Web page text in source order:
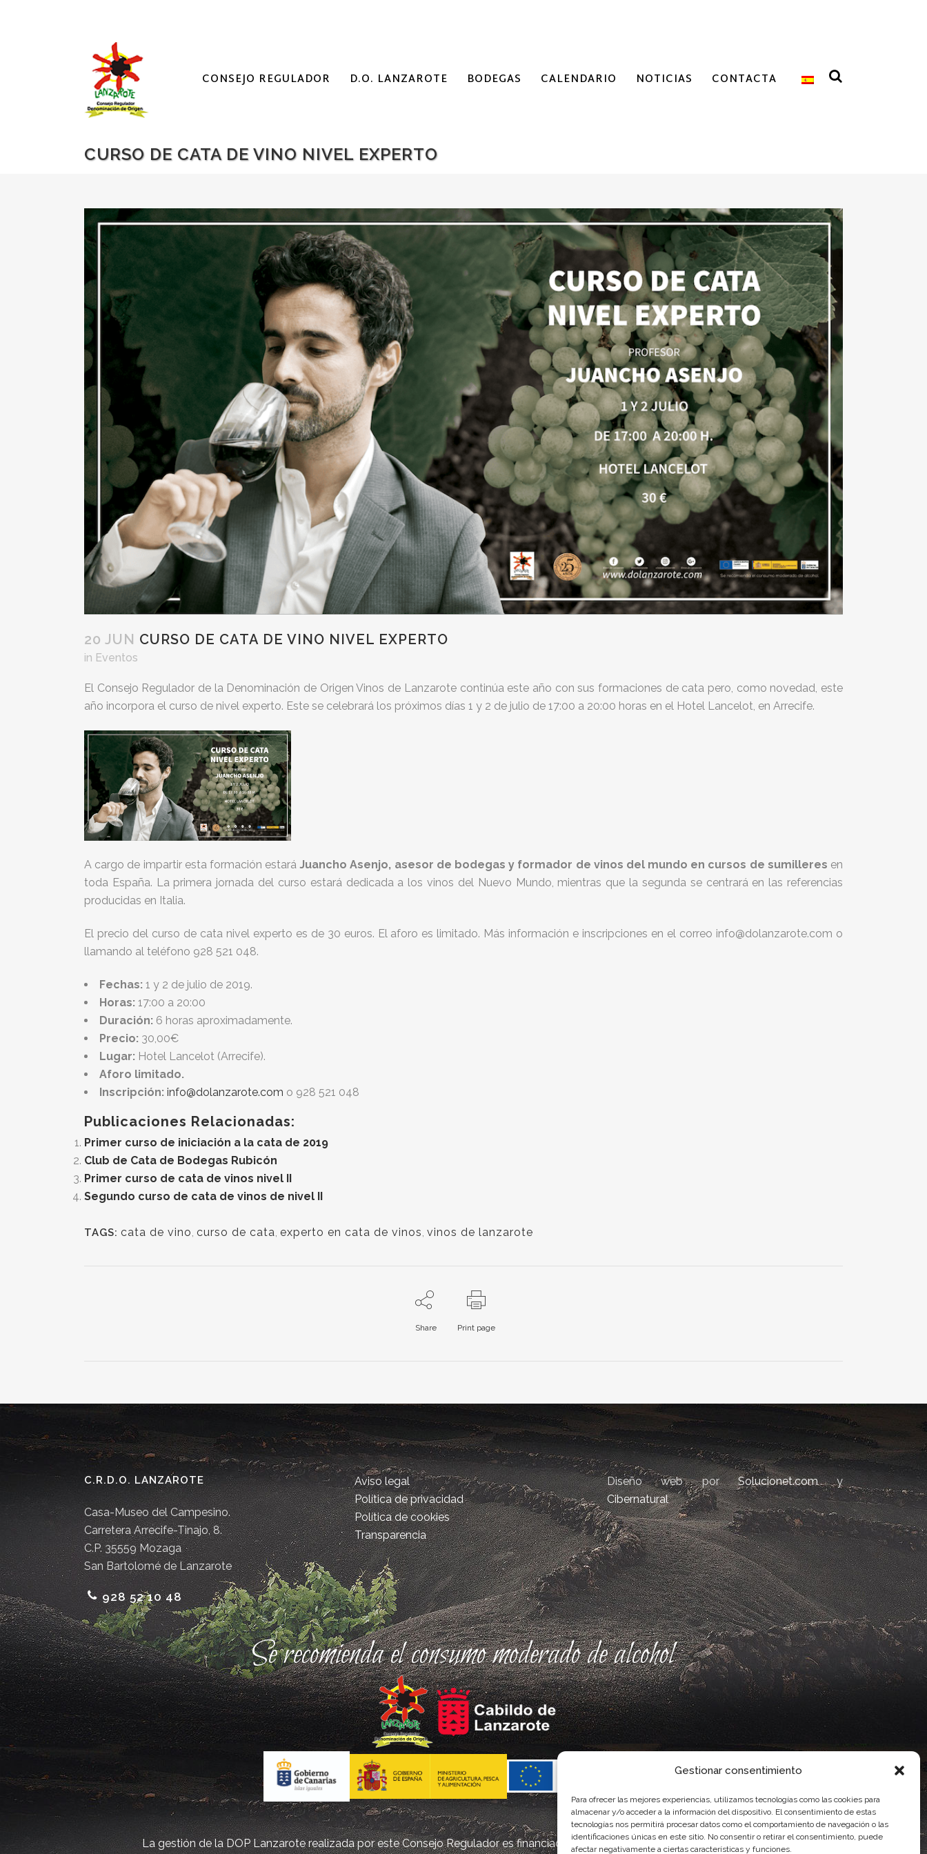
Gestionar consentimiento
Para ofrecer las mejores experiencias, utilizamos tecnologías como las cookies para
almacenar y/o acceder a la información del dispositivo. El consentimiento de estas
tecnologías nos permitirá procesar datos como el comportamiento de navegación o las
identificaciones únicas en este sitio. No consentir o retirar el consentimiento, puede
afectar negativamente a ciertas características y funciones.
CONSEJO REGULADOR D.O. LANZAROTE BODEGAS CALENDARIO NOTICIAS CONTACTA
CURSO DE CATA DE VINO NIVEL EXPERTO
20 JUN CURSO DE CATA DE VINO NIVEL EXPERTO
in Eventos
El Consejo Regulador de la Denominación de Origen Vinos de Lanzarote continúa este año con sus formaciones de cata pero, como novedad, este
año incorpora el curso de nivel experto. Este se celebrará los próximos días 1 y 2 de julio de 17:00 a 20:00 horas en el Hotel Lancelot, en Arrecife.
A cargo de impartir esta formación estaráJuancho Asenjo, asesor de bodegas y formador de vinos del mundo en cursos de sumilleres en
toda España. La primera jornada del curso estará dedicada a los vinos del Nuevo Mundo, mientras que la segunda se centrará en las referencias
producidas en Italia.
El precio del curso de cata nivel experto es de 30 euros. El aforo es limitado. Más información e inscripciones en el correo info@dolanzarote.com o
llamando al teléfono 928 521 048.
Fechas: 1 y 2 de julio de 2019.
Horas: 17:00 a 20:00
Duración: 6 horas aproximadamente.
Precio: 30,00€
Lugar: Hotel Lancelot (Arrecife).
Aforo limitado.
Inscripción: info@dolanzarote.com o 928 521 048
Publicaciones Relacionadas:
Primer curso de iniciación a la cata de 2019
Club de Cata de Bodegas Rubicón
Primer curso de cata de vinos nivel II
Segundo curso de cata de vinos de nivel II
TAGS: cata de vino, curso de cata, experto en cata de vinos, vinos de lanzarote
Share Print page
C.R.D.O. LANZAROTE
Casa-Museo del Campesino.
Carretera Arrecife-Tinajo, 8.
C.P. 35559 Mozaga
San Bartolomé de Lanzarote
928 52 10 48
Aviso legal
Política de privacidad
Política de cookies
Transparencia
Diseño web porSolucionet.comy
Cibernatural
Se recomienda el consumo moderado de alcohol
La gestión de la DOP Lanzarote realizada por este Consejo Regulador es financiada, parcialmente, por el Gobierno de Canarias